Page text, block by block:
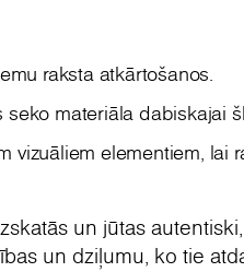
raksta atkārtošanos.
seko materiāla dabiskajai
vizuāliem elementiem, lai
un jūtas
un dziļumu, ko tie